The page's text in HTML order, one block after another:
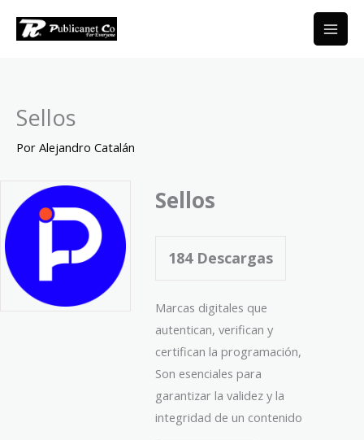
Sellos
Por Alejandro Catalán
Sellos
184Descargas
Marcas digitales que
autentican, verifican y
certifican la programación,
Son esenciales para
garantizar la validez y la
integridad de un contenido